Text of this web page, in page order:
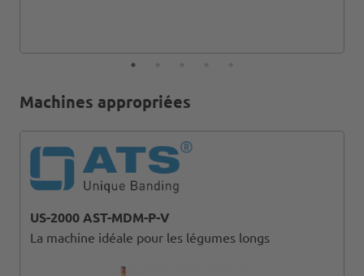
Machines appropriées
US-2000 AST-MDM-P-V
La machine idéale pour les légumes longs